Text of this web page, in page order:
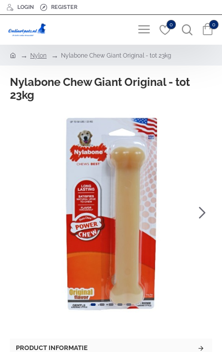
LOGIN REGISTER
0 0
e
Nylon Nylabone Chew Giant Original - tot 23kg
Nylabone Chew Giant Original - tot
23kg
PRODUCT INFORMATIE